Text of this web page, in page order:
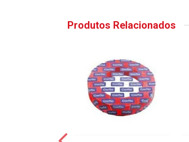
Produtos Relacionados